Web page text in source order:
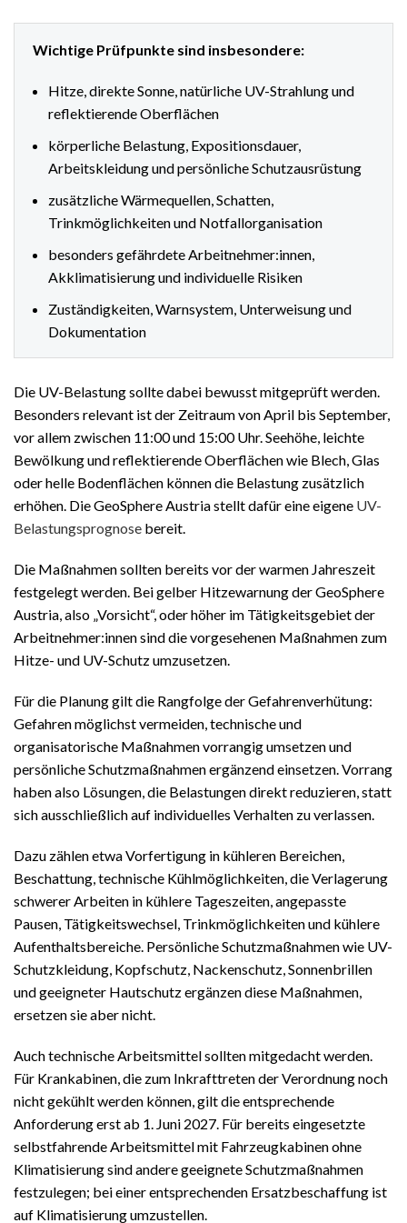
Wichtige Prüfpunkte sind insbesondere:
Hitze, direkte Sonne, natürliche UV-Strahlung und
reflektierende Oberflächen
körperliche Belastung, Expositionsdauer,
Arbeitskleidung und persönliche Schutzausrüstung
zusätzliche Wärmequellen, Schatten,
Trinkmöglichkeiten und Notfallorganisation
besonders gefährdete Arbeitnehmer:innen,
Akklimatisierung und individuelle Risiken
Zuständigkeiten, Warnsystem, Unterweisung und
Dokumentation
Die UV-Belastung sollte dabei bewusst mitgeprüft werden.
Besonders relevant ist der Zeitraum von April bis September,
vor allem zwischen 11:00 und 15:00 Uhr. Seehöhe, leichte
Bewölkung und reflektierende Oberflächen wie Blech, Glas
oder helle Bodenflächen können die Belastung zusätzlich
erhöhen. Die GeoSphere Austria stellt dafür eine eigene UV-
Belastungsprognose bereit.
Die Maßnahmen sollten bereits vor der warmen Jahreszeit
festgelegt werden. Bei gelber Hitzewarnung der GeoSphere
Austria, also „Vorsicht“, oder höher im Tätigkeitsgebiet der
Arbeitnehmer:innen sind die vorgesehenen Maßnahmen zum
Hitze- und UV-Schutz umzusetzen.
Für die Planung gilt die Rangfolge der Gefahrenverhütung:
Gefahren möglichst vermeiden, technische und
organisatorische Maßnahmen vorrangig umsetzen und
persönliche Schutzmaßnahmen ergänzend einsetzen. Vorrang
haben also Lösungen, die Belastungen direkt reduzieren, statt
sich ausschließlich auf individuelles Verhalten zu verlassen.
Dazu zählen etwa Vorfertigung in kühleren Bereichen,
Beschattung, technische Kühlmöglichkeiten, die Verlagerung
schwerer Arbeiten in kühlere Tageszeiten, angepasste
Pausen, Tätigkeitswechsel, Trinkmöglichkeiten und kühlere
Aufenthaltsbereiche. Persönliche Schutzmaßnahmen wie UV-
Schutzkleidung, Kopfschutz, Nackenschutz, Sonnenbrillen
und geeigneter Hautschutz ergänzen diese Maßnahmen,
ersetzen sie aber nicht.
Auch technische Arbeitsmittel sollten mitgedacht werden.
Für Krankabinen, die zum Inkrafttreten der Verordnung noch
nicht gekühlt werden können, gilt die entsprechende
Anforderung erst ab 1. Juni 2027. Für bereits eingesetzte
selbstfahrende Arbeitsmittel mit Fahrzeugkabinen ohne
Klimatisierung sind andere geeignete Schutzmaßnahmen
festzulegen; bei einer entsprechenden Ersatzbeschaffung ist
auf Klimatisierung umzustellen.